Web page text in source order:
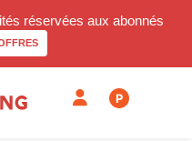
réservées aux abonnés
P